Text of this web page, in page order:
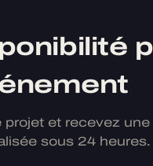
et recevez une
sous 24 heures.